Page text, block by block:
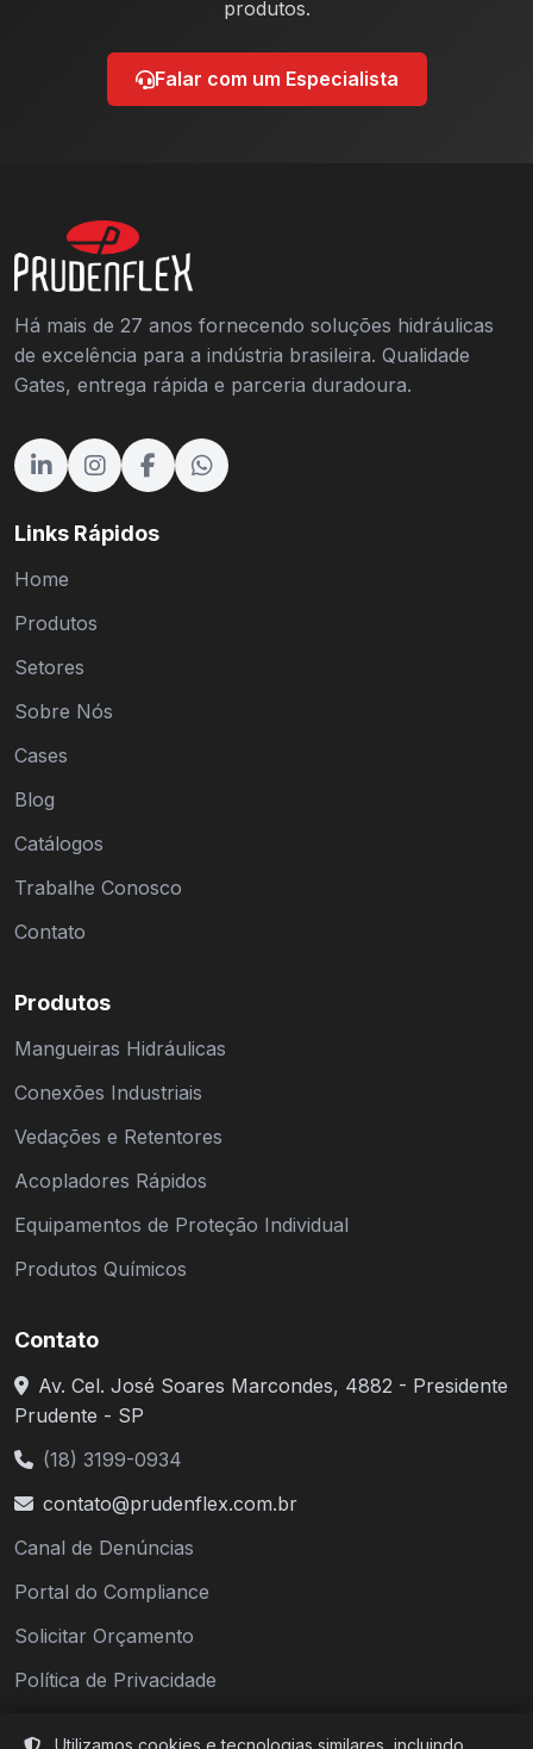
produtos.
Falar com um Especialista
Há mais de 27 anos fornecendo soluções hidráulicas
de excelência para a indústria brasileira. Qualidade
Gates, entrega rápida e parceria duradoura.
Links Rápidos
Home
Produtos
Setores
Sobre Nós
Cases
Blog
Catálogos
Trabalhe Conosco
Contato
Produtos
Mangueiras Hidráulicas
Conexões Industriais
Vedações e Retentores
Acopladores Rápidos
Equipamentos de Proteção Individual
Produtos Químicos
Contato
Av. Cel. José Soares Marcondes, 4882 - Presidente
Prudente - SP
(18) 3199-0934
contato@prudenflex.com.br
Canal de Denúncias
Portal do Compliance
Solicitar Orçamento
Política de Privacidade
Utilizamos cookies e tecnologias similares, incluindo